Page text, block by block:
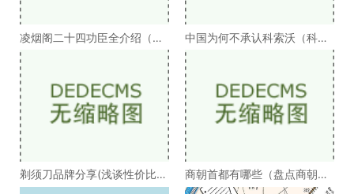
凌烟阁二十四功臣全介绍（凌
烟阁二十四功臣排
中国为何不承认科索沃（科索
沃为何不被承认）
剃须刀品牌分享(浅谈性价比高
的剃须刀品牌）
商朝首都有哪些（盘点商朝的
十几个首都）